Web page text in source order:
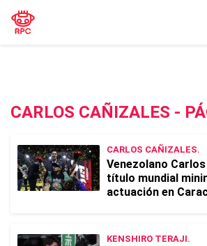
CARLOS CAÑIZALES -
CARLOS CAÑIZALES.
Venezolano
título mundial
actuación en
KENSHIRO TERAJI.